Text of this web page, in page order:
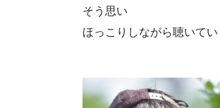
そう思い
ほっこりしながら聴いてい